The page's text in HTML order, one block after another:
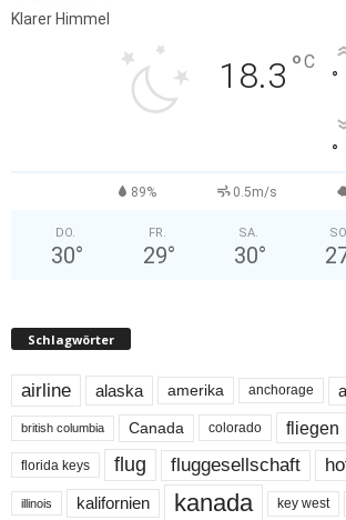
Klarer Himmel
18.3 °C
°
°
89% 0.5m/s
DO.
30°
FR.
29°
SA.
30°
Schlagwörter
airline alaska amerika anchorage
british columbia Canada colorado fliegen
florida keys flug fluggesellschaft
illinois kalifornien kanada key west